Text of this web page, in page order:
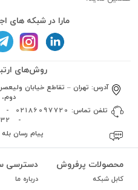
مارا در شبکه های
روش‌های
آدرس: تهران – تقاطع خیابان
دوم،
تلفن تماس: 02186097720
-
-
پیام رسان
محصولات پرفروش
کابل شبکه
دسترسی
درباره ما